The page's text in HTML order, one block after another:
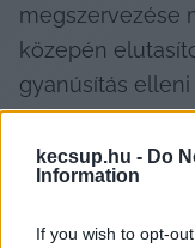
kecsup.hu - Do
Information
If you wish to opt-
megszervezése
közepén
gyanúsítás
cikkében a Telex.
A parlament